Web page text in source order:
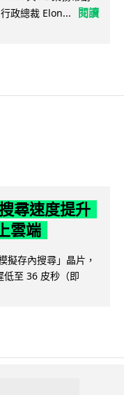
政總裁 Elon...
閱讀
尋速度提升
雲端
擬存內搜尋」晶片，
低至 36 皮秒（即